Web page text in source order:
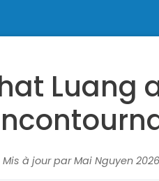
Luang
Mis à jour par Mai Nguyen